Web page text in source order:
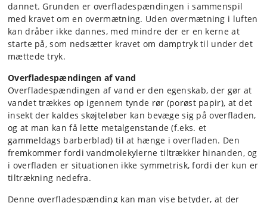
dannet. Grunden er overfladespændingen i sammenspil
med kravet om en overmætning. Uden overmætning i luften
kan dråber ikke dannes, med mindre der er en kerne at
starte på, som nedsætter kravet om damptryk til under det
mættede tryk.
Overfladespændingen af vand
Overfladespændingen af vand er den egenskab, der gør at
vandet trækkes op igennem tynde rør (porøst papir), at det
insekt der kaldes skøjteløber kan bevæge sig på overfladen,
og at man kan få lette metalgenstande (f.eks. et
gammeldags barberblad) til at hænge i overfladen. Den
fremkommer fordi vandmolekylerne tiltrækker hinanden, og
i overfladen er situationen ikke symmetrisk, fordi der kun er
tiltrækning nedefra.
Denne overfladespænding kan man vise betyder, at der